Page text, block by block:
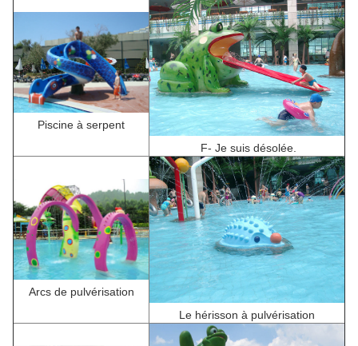
Piscine à serpent
F- Je suis désolée.
Arcs de pulvérisation
Le hérisson à pulvérisation